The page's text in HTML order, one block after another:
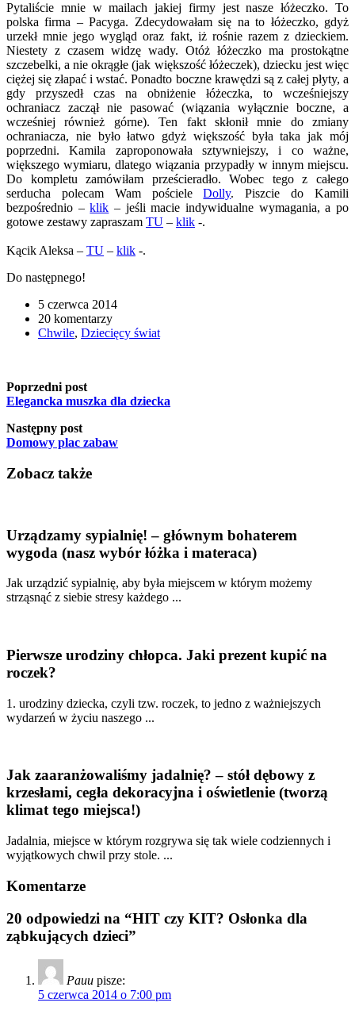
Pytaliście mnie w mailach jakiej firmy jest nasze łóżeczko. To
polska firma – Pacyga. Zdecydowałam się na to łóżeczko, gdyż
urzekł mnie jego wygląd oraz fakt, iż rośnie razem z dzieckiem.
Niestety z czasem widzę wady. Otóż łóżeczko ma prostokątne
szczebelki, a nie okrągłe (jak większość łóżeczek), dziecku jest więc
ciężej się złapać i wstać. Ponadto boczne krawędzi są z całej płyty, a
gdy przyszedł czas na obniżenie łóżeczka, to wcześniejszy
ochraniacz zaczął nie pasować (wiązania wyłącznie boczne, a
wcześniej również górne). Ten fakt skłonił mnie do zmiany
ochraniacza, nie było łatwo gdyż większość była taka jak mój
poprzedni. Kamila zaproponowała sztywniejszy, i co ważne,
większego wymiaru, dlatego wiązania przypadły w innym miejscu.
Do kompletu zamówiłam prześcieradło. Wobec tego z całego
serducha polecam Wam pościeleDolly. Piszcie do Kamili
bezpośrednio –klik – jeśli macie indywidualne wymagania, a po
gotowe zestawy zapraszam TU – klik -.
Kącik Aleksa – TU – klik -.
Do następnego!
5 czerwca 2014
20 komentarzy
Chwile, Dziecięcy świat
Poprzedni post
Elegancka muszka dla dziecka
Następny post
Domowy plac zabaw
Zobacz także
Urządzamy sypialnię! – głównym bohaterem
wygoda (nasz wybór łóżka i materaca)
Jak urządzić sypialnię, aby była miejscem w którym możemy
strząsnąć z siebie stresy każdego ...
Pierwsze urodziny chłopca. Jaki prezent kupić na
roczek?
1. urodziny dziecka, czyli tzw. roczek, to jedno z ważniejszych
wydarzeń w życiu naszego ...
Jak zaaranżowaliśmy jadalnię? – stół dębowy z
krzesłami, cegła dekoracyjna i oświetlenie (tworzą
klimat tego miejsca!)
Jadalnia, miejsce w którym rozgrywa się tak wiele codziennych i
wyjątkowych chwil przy stole. ...
Komentarze
20 odpowiedzi na “HIT czy KIT? Osłonka dla
ząbkujących dzieci”
Pauu pisze:
5 czerwca 2014 o 7:00 pm